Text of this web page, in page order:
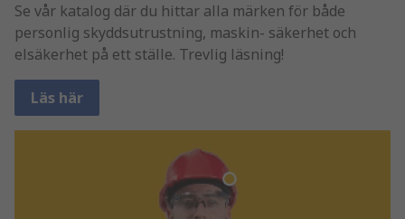
Se vår katalog där du hittar alla märken för både
personlig skyddsutrustning, maskin- säkerhet och
elsäkerhet på ett ställe. Trevlig läsning!
Läs här